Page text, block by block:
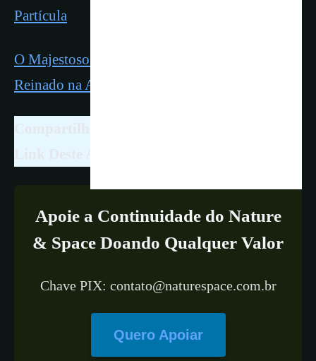
Partícula
O Majestoso Pinguim-Imperador e o Seu
Reinado na Antártica
Apoie a Continuidade do Nature
& Space Doando Qualquer Valor
Chave PIX: contato@naturespace.com.br
Quero Apoiar